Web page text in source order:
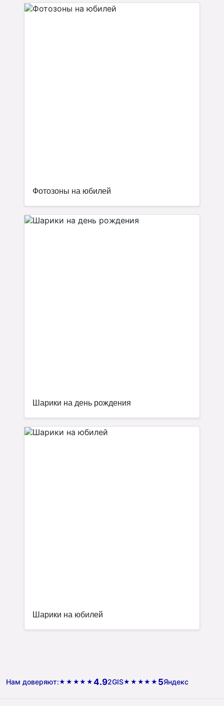
Фотозоны на юбилей
Шарики на день рождения
Шарики на юбилей
Нам доверяют:★★★★★ 4.92GIS★★★★★ 5Яндекс